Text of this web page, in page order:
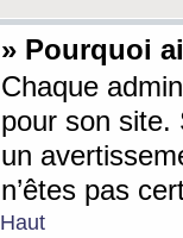
» Pourquoi
Chaque
pour son site.
un
n’êtes pas
Haut